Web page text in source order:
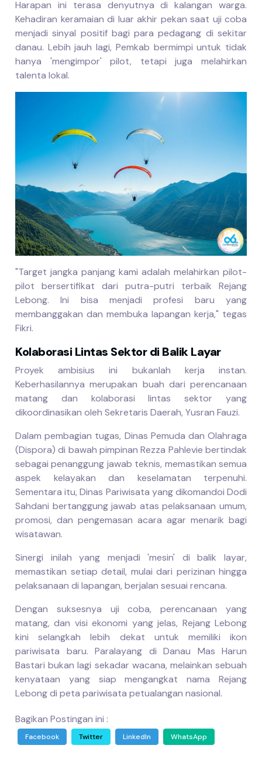
Harapan ini terasa denyutnya di kalangan warga.
Kehadiran keramaian di luar akhir pekan saat uji coba
menjadi sinyal positif bagi para pedagang di sekitar
danau. Lebih jauh lagi, Pemkab bermimpi untuk tidak
hanya 'mengimpor' pilot, tetapi juga melahirkan
talenta lokal.
"Target jangka panjang kami adalah melahirkan pilot-
pilot bersertifikat dari putra-putri terbaik Rejang
Lebong. Ini bisa menjadi profesi baru yang
membanggakan dan membuka lapangan kerja," tegas
Fikri.
Kolaborasi Lintas Sektor di Balik Layar
Proyek ambisius ini bukanlah kerja instan.
Keberhasilannya merupakan buah dari perencanaan
matang dan kolaborasi lintas sektor yang
dikoordinasikan oleh Sekretaris Daerah, Yusran Fauzi.
Dalam pembagian tugas, Dinas Pemuda dan Olahraga
(Dispora) di bawah pimpinan Rezza Pahlevie bertindak
sebagai penanggung jawab teknis, memastikan semua
aspek kelayakan dan keselamatan terpenuhi.
Sementara itu, Dinas Pariwisata yang dikomandoi Dodi
Sahdani bertanggung jawab atas pelaksanaan umum,
promosi, dan pengemasan acara agar menarik bagi
wisatawan.
Sinergi inilah yang menjadi 'mesin' di balik layar,
memastikan setiap detail, mulai dari perizinan hingga
pelaksanaan di lapangan, berjalan sesuai rencana.
Dengan suksesnya uji coba, perencanaan yang
matang, dan visi ekonomi yang jelas, Rejang Lebong
kini selangkah lebih dekat untuk memiliki ikon
pariwisata baru. Paralayang di Danau Mas Harun
Bastari bukan lagi sekadar wacana, melainkan sebuah
kenyataan yang siap mengangkat nama Rejang
Lebong di peta pariwisata petualangan nasional.
Bagikan Postingan ini :
Facebook Twitter LinkedIn WhatsApp